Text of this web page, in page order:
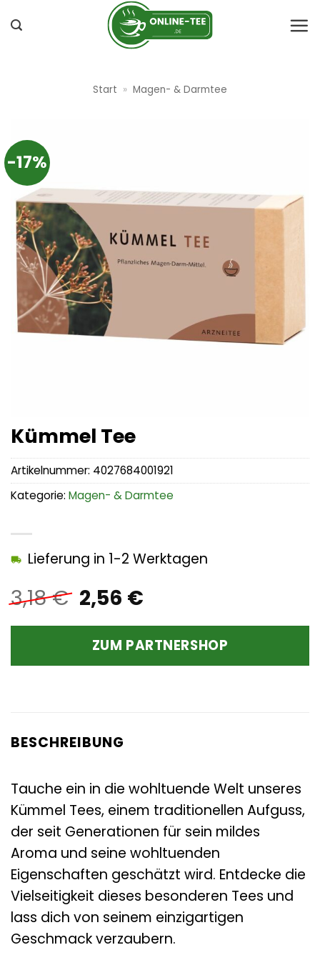
Inhalt
Start » Magen- & Darmtee
-17%
Kümmel Tee
3,18€ Ursprünglicher
Preis
war:
3,18 €
2,56 €Aktueller
ist:
2,56 €.
Lieferung in 1-2 Werktagen
ZUM PARTNERSHOP
Artikelnummer: 4027684001921
Kategorie: Magen- & Darmtee
BESCHREIBUNG
Tauche ein in die wohltuende Welt unseres
Kümmel Tees, einem traditionellen Aufguss,
der seit Generationen für sein mildes
Aroma und seine wohltuenden
Eigenschaften geschätzt wird. Entdecke die
Vielseitigkeit dieses besonderen Tees und
lass dich von seinem einzigartigen
Geschmack verzaubern.